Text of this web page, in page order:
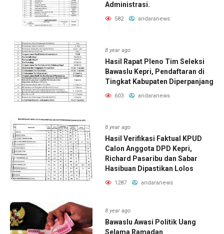
Administrasi.
582 andaranews
8 year ago
Hasil Rapat Pleno Tim Seleksi
Bawaslu Kepri, Pendaftaran di
Tingkat Kabupaten Diperpanjang
603 andaranews
8 year ago
Hasil Verifikasi Faktual KPUD
Calon Anggota DPD Kepri,
Richard Pasaribu dan Sabar
Hasibuan Dipastikan Lolos
1287 andaranews
8 year ago
Bawaslu Awasi Politik Uang
Selama Ramadan